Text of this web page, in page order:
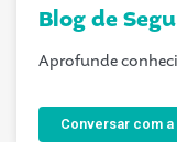
Blog de
Aprofunde
Conversar com